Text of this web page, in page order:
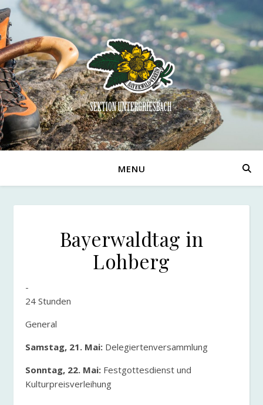
MENU
Bayerwaldtag in
Lohberg
-
24 Stunden
General
Samstag, 21. Mai: Delegiertenversammlung
Sonntag, 22. Mai: Festgottesdienst und
Kulturpreisverleihung